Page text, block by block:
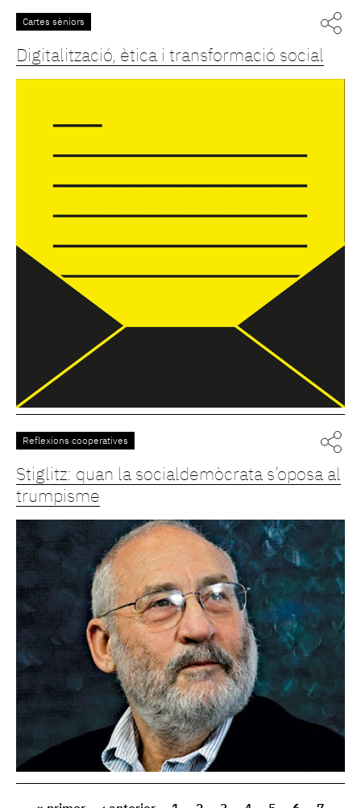
Cartes sèniors
Digitalització, ètica i transformació social
Reflexions cooperatives
Stiglitz: quan la socialdemòcrata s’oposa al
trumpisme